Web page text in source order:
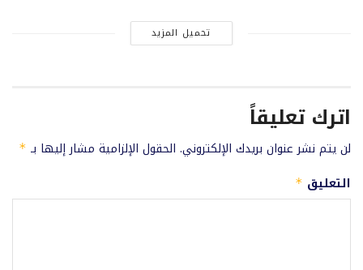
تحميل المزيد
اترك تعليقاً
لن يتم نشر عنوان بريدك الإلكتروني. الحقول الإلزامية مشار إليها بـ *
التعليق *